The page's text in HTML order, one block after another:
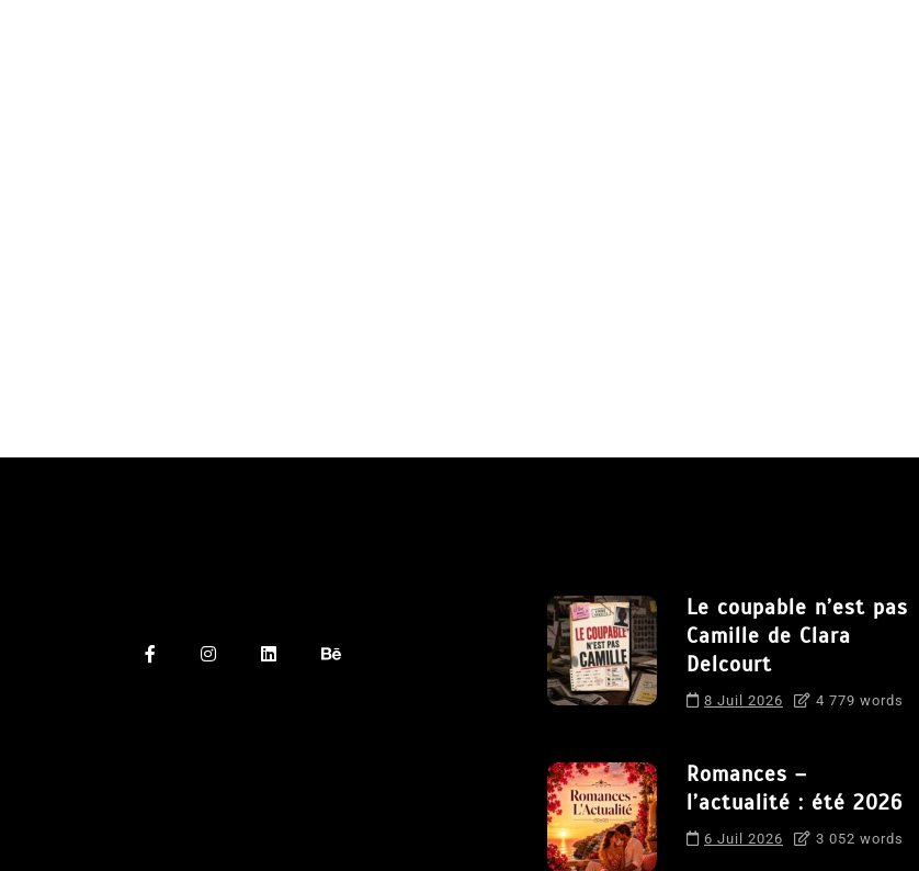
Le coupable n’est pas
Camille de Clara
Delcourt
8 Juil 2026 4 779 words
Romances –
l’actualité : été 2026
6 Juil 2026 3 052 words